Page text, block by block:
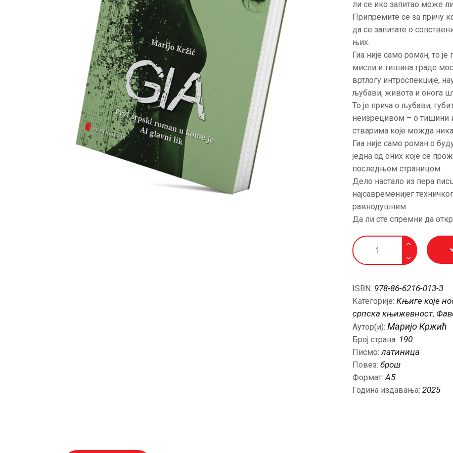
АКТУЕЛНОСТИ
ЦЕНОВНИК
ПИСМО
ли се ико запитао може
Припремите се за причу
да се запитате о
њих.
Гиа није само роман, то
мисли и тишина граде
вртлогу интроспекције,
љубави, живота и онога
То је прича о љубави,
неизрецивом – о тишини
стварима које можда
Гиа није само роман о
једна од оних које се
последњом страницом.
Дело настало из пера
најсавременијег
равнодушним.
Да ли сте спремни да
Гиа
количина
ISBN: 978-86-6216-013-3
Категорије: Књиге које
српска књижевност,
Аутор(и): Маријо Кржић
Број страна: 190
Писмо:латиница
Повез: брош
Формат:А5
Година издавања: 2025